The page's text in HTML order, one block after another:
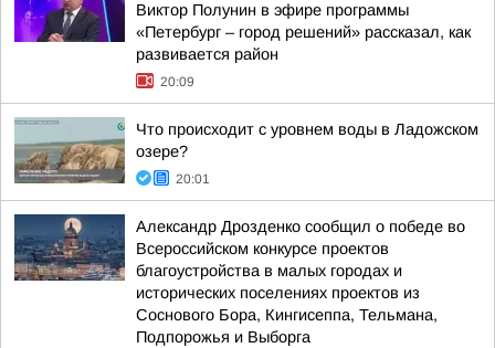
Виктор Полунин в эфире программы
«Петербург – город решений» рассказал, как
развивается район
20:09
Что происходит с уровнем воды в Ладожском
озере?
20:01
Александр Дрозденко сообщил о победе во
Всероссийском конкурсе проектов
благоустройства в малых городах и
исторических поселениях проектов из
Соснового Бора, Кингисеппа, Тельмана,
Подпорожья и Выборга